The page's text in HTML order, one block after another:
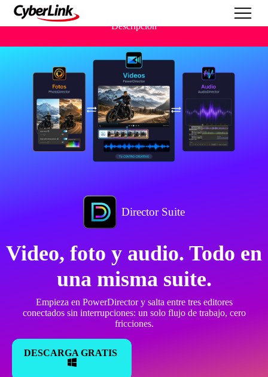
Descripción
Director Suite
Video, foto y audio. Todo en
una misma suite.
Empieza en PowerDirector y salta entre tres editores
conectados sin interrupciones: un solo flujo de trabajo, cero
fricciones.
DESCARGA GRATIS